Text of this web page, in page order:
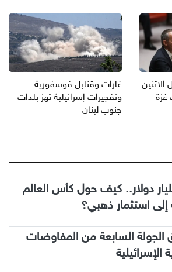
غزة
غارات وقنابل فوسفورية
وتفجيرات إسرائيلية تهز بلدات
جنوب لبنان
مليار دولار.. كيف حول كأس العالم
إلى استثمار ذهبي؟
الجولة السابعة من المفاوضات
الإسرائيلية